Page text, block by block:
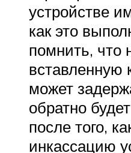
устройстве
как это
помнить, что
вставленную
может
обратно
после того,
инкассацию